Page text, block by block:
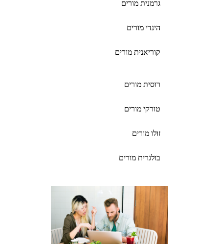
גרמנית מורים
הינדי מורים
קוריאנית מורים
רוסית מורים
טורקי מורים
זולו מורים
בולגרית מורים